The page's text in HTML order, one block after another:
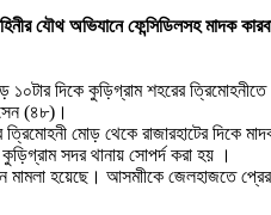
যৌথ অভিযানে ফেন্সিডিলসহ মাদক
১০টার দিকে কুড়িগ্রাম শহরের
(৪৮)।
ত্রিমোহনী মোড় থেকে রাজারহাটের
সদর থানায় সোপর্দ করা হয় ।
মামলা হয়েছে। আসমাীকে জেলহাজতে